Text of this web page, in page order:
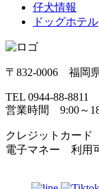
仔犬情報
ドッグホテル
〒832-0006 福岡
TEL 0944-88-8811
営業時間 9:00～
クレジットカー
電子マネー 利用